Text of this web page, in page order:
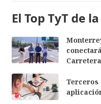
El Top TyT de
Terceros